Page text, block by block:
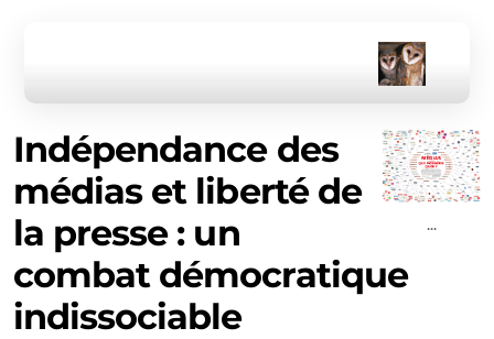
...
Indépendance des
médias et liberté de
la presse : un
combat démocratique
indissociable
Actualités
Programme Saison 2026
Spectacles